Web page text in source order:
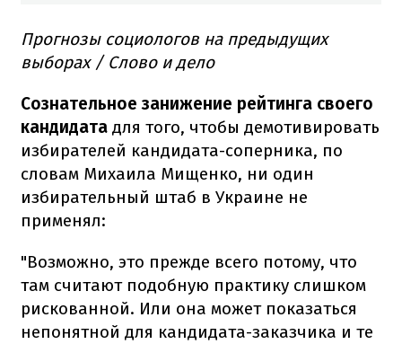
Прогнозы социологов на предыдущих
выборах / Слово и дело
Сознательное занижение рейтинга своего
кандидата для того, чтобы демотивировать
избирателей кандидата-соперника, по
словам Михаила Мищенко, ни один
избирательный штаб в Украине не
применял:
"Возможно, это прежде всего потому, что
там считают подобную практику слишком
рискованной. Или она может показаться
непонятной для кандидата-заказчика и те